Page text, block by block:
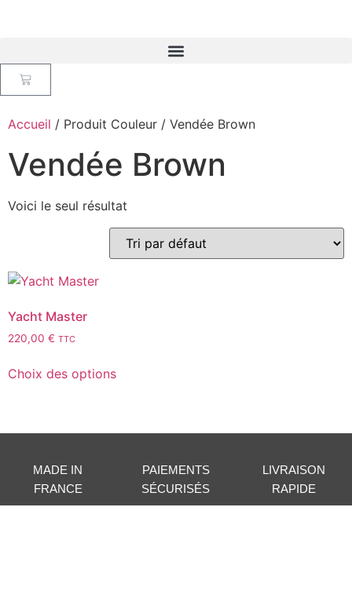
Accueil / Produit Couleur / Vendée Brown
Vendée Brown
Voici le seul résultat
Yacht Master
220,00 € TTC
Choix des options
MADE IN
FRANCE
PAIEMENTS
SÉCURISÉS
LIVRAISON
RAPIDE